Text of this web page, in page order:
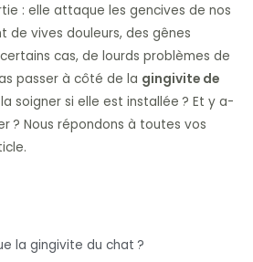
: elle attaque les gencives de nos
de vives douleurs, des gênes
cas, de lourds problèmes de
passer à côté de la gingivite de
soigner si elle est installée ? Et y a-
? Nous répondons à toutes vos
la gingivite du chat ?